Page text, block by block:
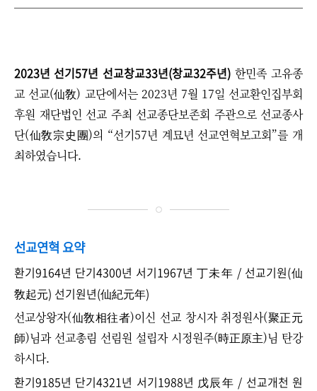
2023년 선기57년 선교창교33년(창교32주년)한민족 고유종
교 선교(仙敎) 교단에서는 2023년 7월 17일 선교환인집부회
후원 재단법인 선교 주최 선교종단보존회 주관으로 선교종사
단(仙敎宗史團)의 “선기57년 계묘년 선교연혁보고회”를 개
최하였습니다.
선교연혁 요약
환기9164년 단기4300년 서기1967년 丁未年 / 선교기원(仙
敎起元) 선기원년(仙紀元年)
선교상왕자(仙敎相往者)이신 선교 창시자 취정원사(聚正元
師)님과 선교총림 선림원 설립자 시정원주(時正原主)님 탄강
하시다.
환기9185년 단기4321년 서기1988년 戊辰年 / 선교개천 원